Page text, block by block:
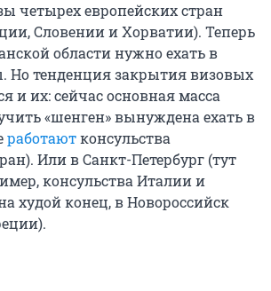
четырех европейских стран
Словении и Хорватии). Теперь
области нужно ехать в
Но тенденция закрытия визовых
и их: сейчас основная масса
«шенген» вынуждена ехать в
работаютконсульства
Или в Санкт-Петербург (тут
консульства Италии и
худой конец, в Новороссийск